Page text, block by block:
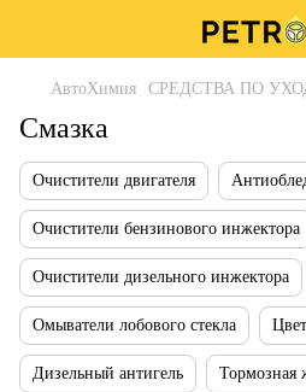
АвтоХимия СРЕДСТВА ПО
Смазка
Очистители двигателя
Очистители бензинового инжектора
Очистители дизельного инжектора
Омыватели лобового стекла
Дизельный антигель Тормозная